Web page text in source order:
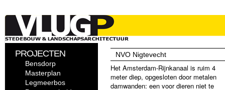
PROJECTEN
Bensdorp
Masterplan
Legmeerbos
NVO Nigtevecht
Het Amsterdam-Rijnkanaal is ruim 4
meter diep, opgesloten door metalen
damwanden: een voor dieren niet te